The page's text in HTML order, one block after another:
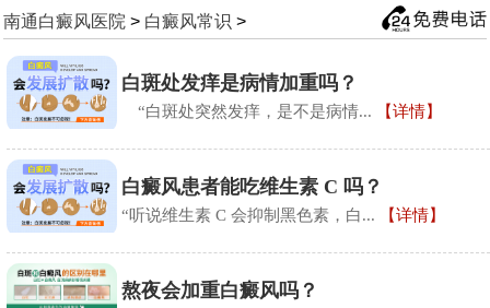
南通白癜风医院 > 白癜风常识 >
白斑处发痒是病情加重吗？
“白斑处突然发痒，是不是病情... 【详情】
白癜风患者能吃维生素 C 吗？
“听说维生素 C 会抑制黑色素，白... 【详情】
熬夜会加重白癜风吗？